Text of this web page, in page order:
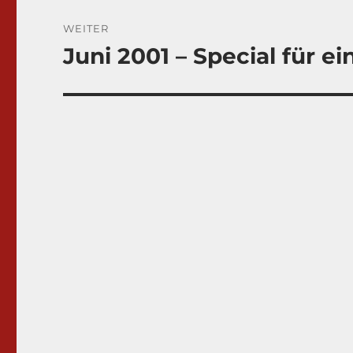
WEITER
Nächster
Juni 2001 – Special für